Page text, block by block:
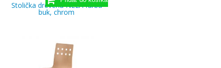
Stolička drevená NELA farba
buk, chrom